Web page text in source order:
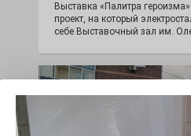
Выставка «Палитра
проект, на который
себе Выставочный зал им.